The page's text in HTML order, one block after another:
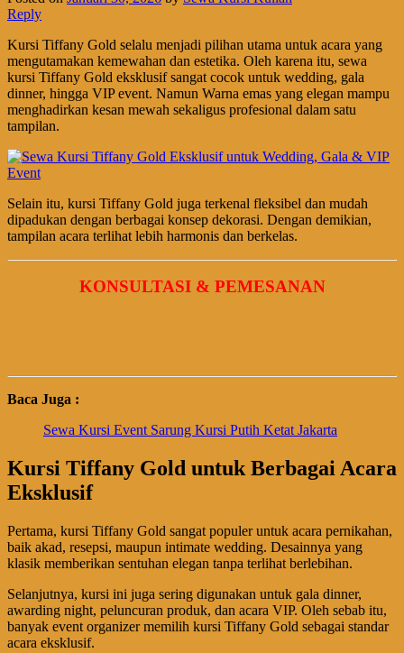
Reply
Kursi Tiffany Gold selalu menjadi pilihan utama untuk acara yang
mengutamakan kemewahan dan estetika. Oleh karena itu, sewa
kursi Tiffany Gold eksklusif sangat cocok untuk wedding, gala
dinner, hingga VIP event. Namun Warna emas yang elegan mampu
menghadirkan kesan mewah sekaligus profesional dalam satu
tampilan.
Selain itu, kursi Tiffany Gold juga terkenal fleksibel dan mudah
dipadukan dengan berbagai konsep dekorasi. Dengan demikian,
tampilan acara terlihat lebih harmonis dan berkelas.
KONSULTASI & PEMESANAN
Baca Juga :
Sewa Kursi Event Sarung Kursi Putih Ketat Jakarta
Kursi Tiffany Gold untuk Berbagai Acara
Eksklusif
Pertama, kursi Tiffany Gold sangat populer untuk acara pernikahan,
baik akad, resepsi, maupun intimate wedding. Desainnya yang
klasik memberikan sentuhan elegan tanpa terlihat berlebihan.
Selanjutnya, kursi ini juga sering digunakan untuk gala dinner,
awarding night, peluncuran produk, dan acara VIP. Oleh sebab itu,
banyak event organizer memilih kursi Tiffany Gold sebagai standar
acara eksklusif.